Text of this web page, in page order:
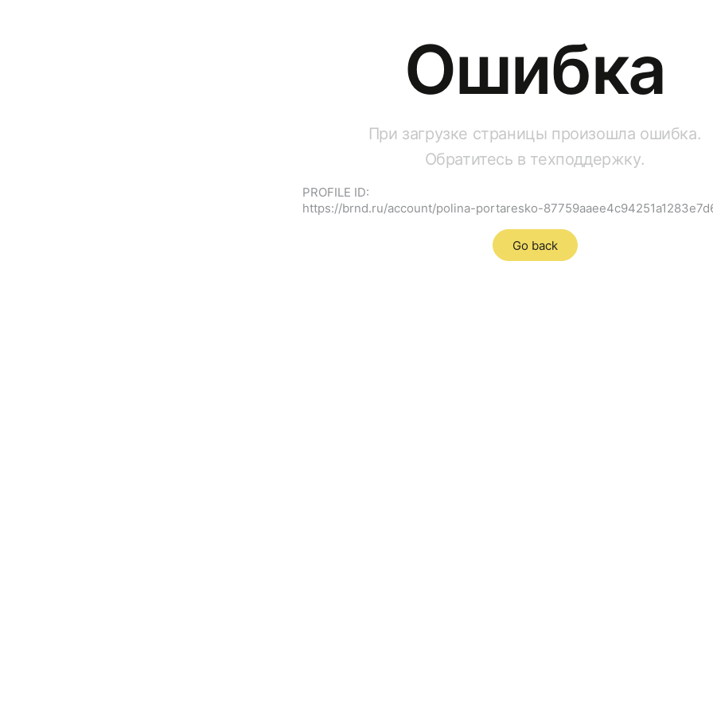
Ошибка
При загрузке страницы произошла ошибка.
Обратитесь в техподдержку.
PROFILE ID:
https://brnd.ru/account/polina-portaresko-
Go back